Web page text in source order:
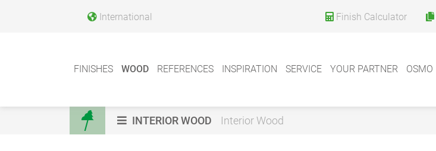
International Finish Calculator
FINISHES WOOD REFERENCES INSPIRATION SERVICE YOUR PARTNER OSMO
INTERIOR WOOD Interior Wood